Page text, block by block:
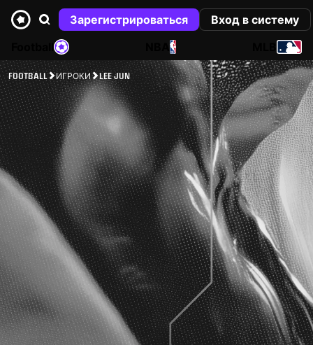
Зарегистрироваться
Вход в систему
NBA
FOOTBALL ИГРОКИ LEE JUN